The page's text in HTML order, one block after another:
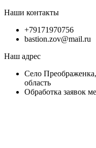
Наши контакты
+79171970756
bastion.zov@mail.ru
Наш адрес
Село
область
Обработка заявок